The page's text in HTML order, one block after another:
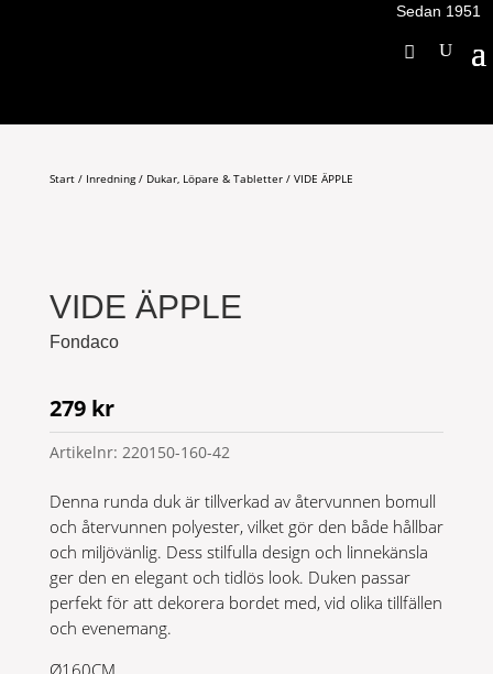
Sedan 1951
Start/ Inredning/ Dukar, Löpare & Tabletter/ VIDE ÄPPLE
VIDE ÄPPLE
Fondaco
279 kr
Artikelnr: 220150-160-42
Denna runda duk är tillverkad av återvunnen bomull
och återvunnen polyester, vilket gör den både hållbar
och miljövänlig. Dess stilfulla design och linnekänsla
ger den en elegant och tidlös look. Duken passar
perfekt för att dekorera bordet med, vid olika tillfällen
och evenemang.
Ø160CM